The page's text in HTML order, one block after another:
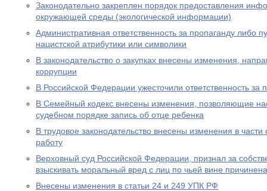
Законодательно закреплен порядок предоставления
окружающей среды (экологической информации)
Административная ответственность за пропаганду либо
нацистской атрибутики или символики
В законодательство о закупках внесены изменения,
коррупции
В Российской Федерации ужесточили ответственность за
В Семейный кодекс внесены изменения, позволяющие
судебном порядке запись об отце ребенка
В трудовое законодательство внесены изменения в
работу
Верховный суд Российской Федерации, признал за
взыскивать моральный вред с лиц по чьей вине
Внесены изменения в статьи 24 и 249 УПК РФ